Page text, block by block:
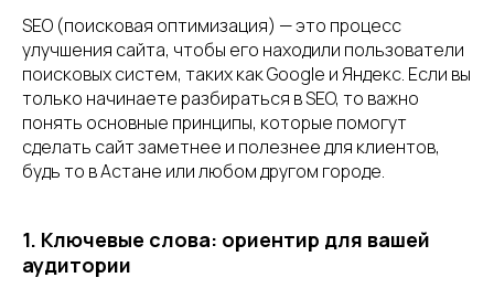
SEO (поисковая оптимизация) — это процесс
улучшения сайта, чтобы его находили пользователи
поисковых систем, таких как Google и Яндекс. Если вы
только начинаете разбираться в SEO, то важно
понять основные принципы, которые помогут
сделать сайт заметнее и полезнее для клиентов,
будь то в Астане или любом другом городе.
1. Ключевые слова: ориентир для вашей
аудитории